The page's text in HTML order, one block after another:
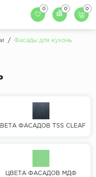
Назад
Кухонный фартук
0 0 0
/ Фасады для кухонь
ФАСАДОВ TSS CLEAF
ЦВЕТА ФАСАДОВ МДФ